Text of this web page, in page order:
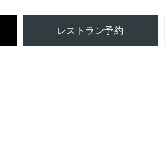
レストラン予約